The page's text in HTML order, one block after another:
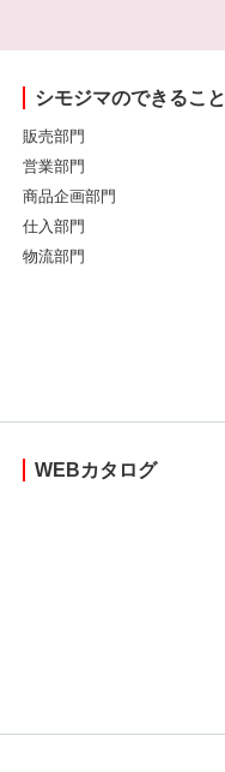
シモジマのできること
販売部門
営業部門
商品企画部門
仕入部門
物流部門
WEBカタログ